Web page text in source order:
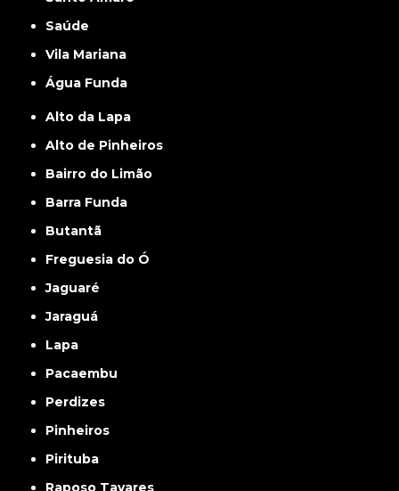
Saúde
Vila Mariana
Água Funda
Alto da Lapa
Alto de Pinheiros
Bairro do Limão
Barra Funda
Butantã
Freguesia do Ó
Jaguaré
Jaraguá
Lapa
Pacaembu
Perdizes
Pinheiros
Pirituba
Raposo Tavares